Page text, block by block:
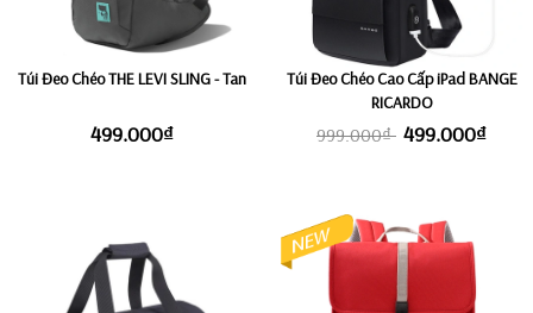
Túi Đeo Chéo THE LEVI SLING - Tan
499.000₫
Túi Đeo Chéo Cao Cấp iPad BANGE
RICARDO
999.000₫ 499.000₫